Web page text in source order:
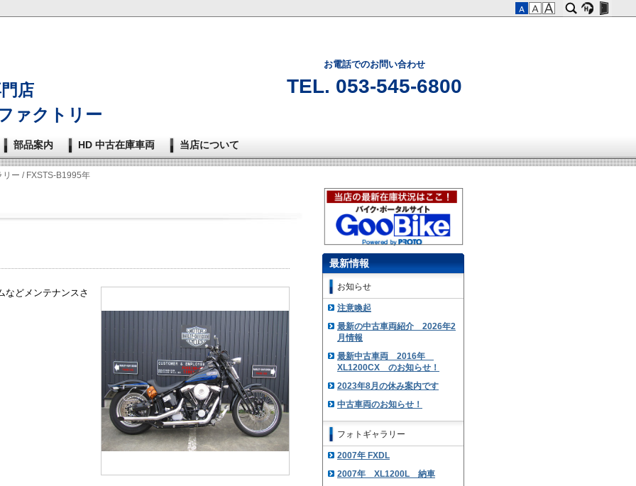
店
ァクトリー
お電話でのお問い合わせ
TEL. 053-545-6800
部品案内 HD 中古在庫車両 当店について
リー / FXSTS-B1995年
などメンテナンスさ
最新情報
お知らせ
注意喚起
最新の中古車両紹介 2026年2
月情報
最新中古車両 2016年
XL1200CX のお知らせ！
2023年8月の休み案内です
中古車両のお知らせ！
フォトギャラリー
2007年 FXDL
2007年 XL1200L 納車